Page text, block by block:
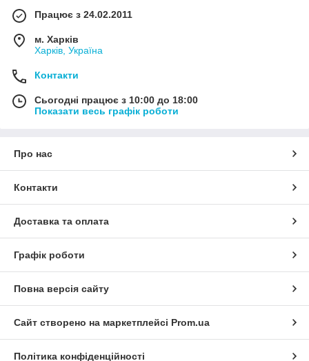
Працює з 24.02.2011
м. Харків
Харків, Україна
Контакти
Сьогодні працює з 10:00 до 18:00
Показати весь графік роботи
Про нас
Контакти
Доставка та оплата
Графік роботи
Повна версія сайту
Сайт створено на маркетплейсі Prom.ua
Політика конфіденційності